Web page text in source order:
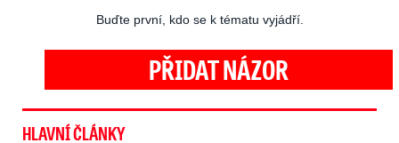
Buďte první, kdo se k tématu vyjádří.
PŘIDAT NÁZOR
HLAVNÍ ČLÁNKY